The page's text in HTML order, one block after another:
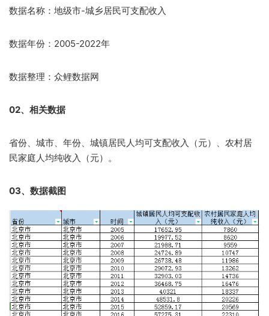
数据名称：地级市-城乡居民可支配收入
数据年份：2005-2022年
数据整理：众鲤数据网
02、相关数据
省份、城市、年份、城镇居民人均可支配收入（元）、农村居
民家庭人均纯收入（元）。
03、数据截图